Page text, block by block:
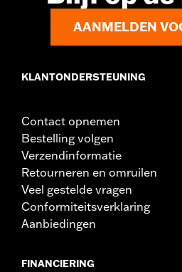
Rijhouding:Bestuurder
Apart verkocht:Rijderrugsteun
Per stuk verkocht:Elk
Wijdte:11.75 Inches
In de doos:Complete rugleuningset
Materiaalbreedte maateenheid:
AANMELDEN
KLANTONDERSTEUNING
Contact opnemen
Bestelling volgen
Verzendinformatie
Retourneren en omruilen
Veel gestelde vragen
Conformiteitsverklaring
Aanbiedingen
FINANCIERING